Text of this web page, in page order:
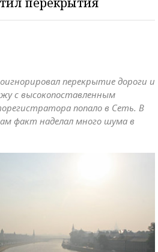
перекрытие дороги и
с высокопоставленным
попало в Сеть. В
факт наделал много шума в